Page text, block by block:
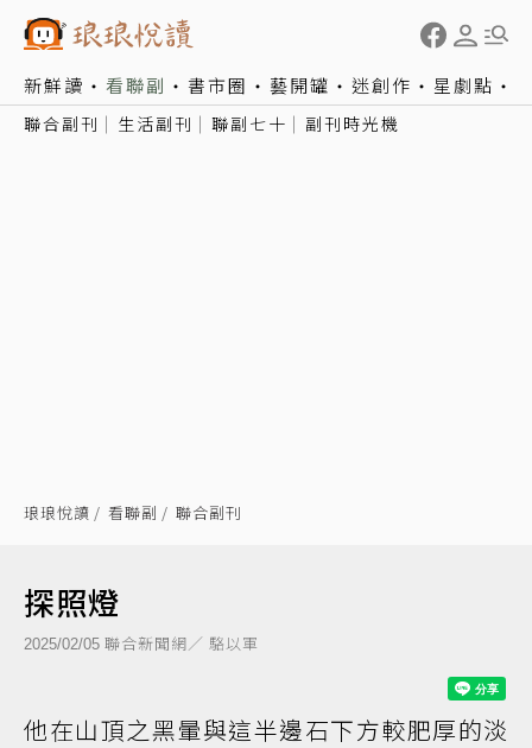
新鮮讀 看聯副 書市圈 藝開罐 迷創作 星劇點
聯合副刊 生活副刊 聯副七十 副刊時光機
琅琅悅讀 看聯副 聯合副刊
探照燈
2025/02/05 聯合新聞網／ 駱以軍
他在山頂之黑暈與這半邊石下方較肥厚的淡